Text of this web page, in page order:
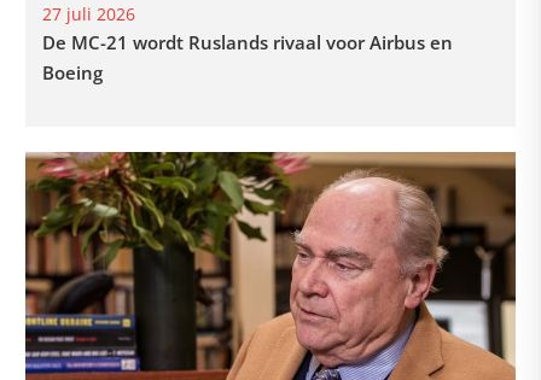
27 juli 2026
De MC-21 wordt Ruslands rivaal voor Airbus en
Boeing